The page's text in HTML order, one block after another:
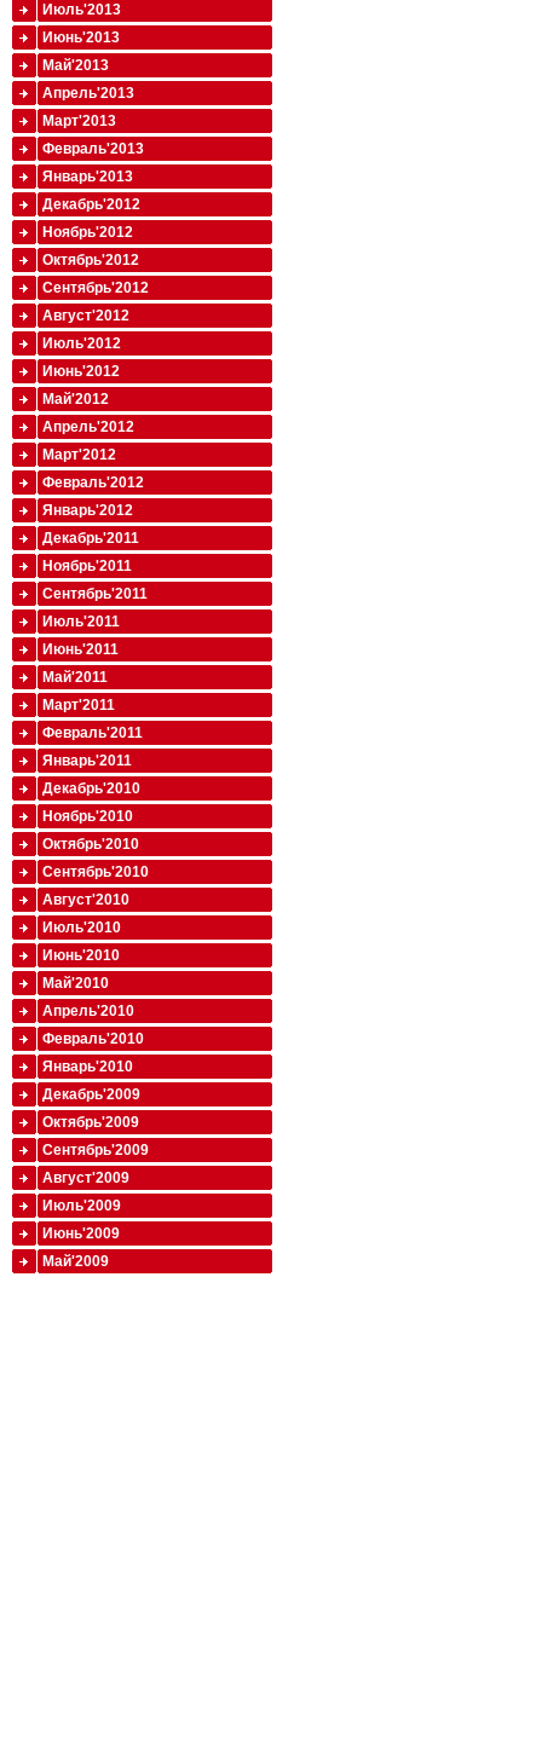
Июль'2013
Июнь'2013
Май'2013
Апрель'2013
Март'2013
Февраль'2013
Январь'2013
Декабрь'2012
Ноябрь'2012
Октябрь'2012
Сентябрь'2012
Август'2012
Июль'2012
Июнь'2012
Май'2012
Апрель'2012
Март'2012
Февраль'2012
Январь'2012
Декабрь'2011
Ноябрь'2011
Сентябрь'2011
Июль'2011
Июнь'2011
Май'2011
Март'2011
Февраль'2011
Январь'2011
Декабрь'2010
Ноябрь'2010
Октябрь'2010
Сентябрь'2010
Август'2010
Июль'2010
Июнь'2010
Май'2010
Апрель'2010
Февраль'2010
Январь'2010
Декабрь'2009
Октябрь'2009
Сентябрь'2009
Август'2009
Июль'2009
Июнь'2009
Май'2009